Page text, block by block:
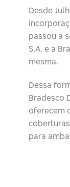
Desde
passou a
S.A. e a
mesma.
Dessa
Bradesco
oferecem
para